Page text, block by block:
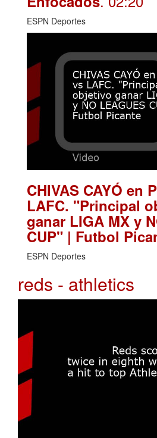
ESPN Deportes
CHIVAS CAYÓ en
LAFC. "Principal
ganar LIGA MX y
CUP" | Futbol
ESPN Deportes
reds - athletics